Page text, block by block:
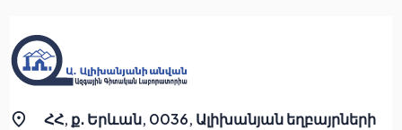
ՀՀ, ք․ Երևան, 0036, Ալիխանյան եղբայրների